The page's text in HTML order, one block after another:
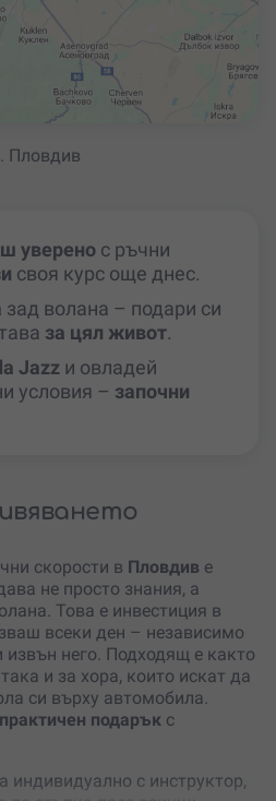
Пловдив
уверено с ръчни
своя курс още днес.
зад волана – подари си
за цял живот.
Jazz и овладей
условия – започни
скорости в Пловдив е
не просто знания, а
Това е инвестиция в
всеки ден – независимо
него. Подходящ е както
и за хора, които искат да
си върху автомобила.
практичен подарък с
индивидуално с инструктор,